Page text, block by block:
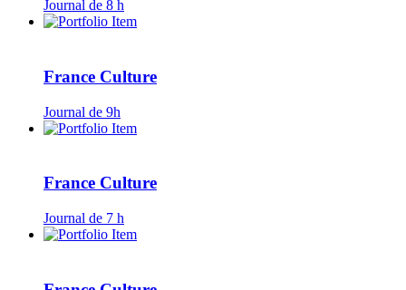
Journal de 8 h
France Culture
Journal de 9h
France Culture
Journal de 7 h